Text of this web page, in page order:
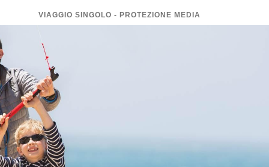
VIAGGIO SINGOLO - PROTEZIONE MEDIA